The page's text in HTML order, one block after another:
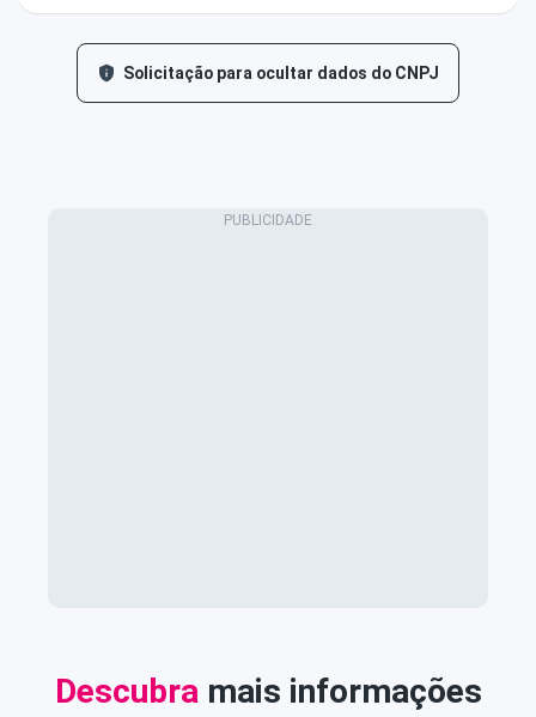
Solicitação para ocultar dados do CNPJ
Descubra mais informações